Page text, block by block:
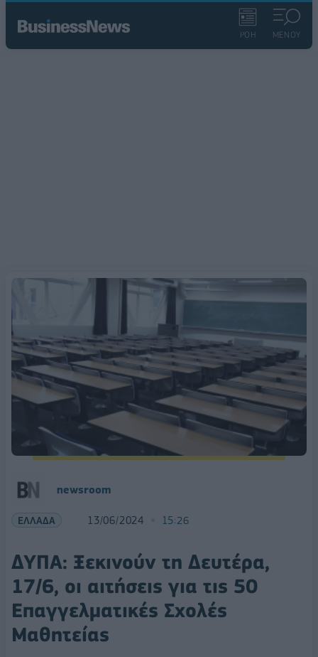
ΡΟΗ ΜΕΝΟΥ
newsroom
ΕΛΛΑΔΑ 13/06/2024 15:26
ΔΥΠΑ: Ξεκινούν τη Δευτέρα,
17/6, οι αιτήσεις για τις 50
Επαγγελματικές Σχολές
Μαθητείας